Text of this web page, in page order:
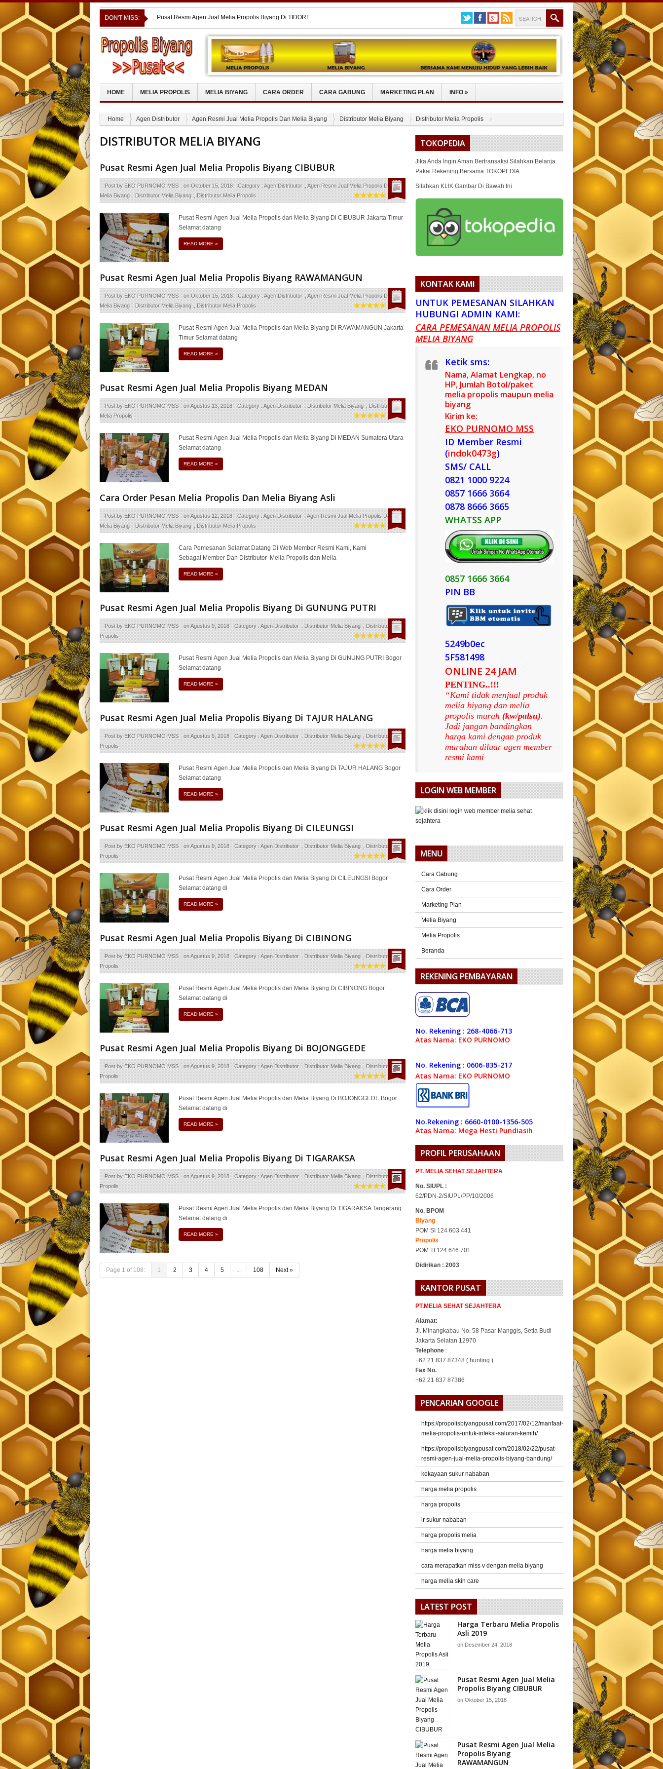
DON'T MISS:
Cara Ampuh MERAPATKAN Miss V Dengan Melia Biyang
Pusat Resmi Agen Jual Melia Propolis Biyang BANTAENG
Manfaat Melia Propolis Untuk ASAM URAT
Pusat Resmi Agen Jual Melia Propolis Biyang Di BINJAI
Pusat Resmi Agen Jual Melia Propolis Biyang Di TIDORE
HOME
MELIA PROPOLIS MELIA BIYANG CARA ORDER CARA GABUNG MARKETING PLAN INFO »
Home Agen Distributor Agen Resmi Jual Melia Propolis Dan Melia Biyang Distributor Melia Biyang Distributor Melia Propolis
DISTRIBUTOR MELIA BIYANG
Pusat Resmi Agen Jual Melia Propolis Biyang CIBUBUR
Post byEKO PURNOMO MSS onOktober 15, 2018 Category :Agen Distributor ,Agen Resmi Jual Melia Propolis Dan
Melia Biyang ,Distributor Melia Biyang ,Distributor Melia Propolis
Pusat Resmi Agen Jual Melia Propolis dan Melia Biyang Di CIBUBUR Jakarta Timur
Selamat datang
READ MORE »
Pusat Resmi Agen Jual Melia Propolis Biyang RAWAMANGUN
Post byEKO PURNOMO MSS onOktober 15, 2018 Category :Agen Distributor ,Agen Resmi Jual Melia Propolis Dan
Melia Biyang ,Distributor Melia Biyang ,Distributor Melia Propolis
Pusat Resmi Agen Jual Melia Propolis dan Melia Biyang Di RAWAMANGUN Jakarta
Timur Selamat datang
READ MORE »
Pusat Resmi Agen Jual Melia Propolis Biyang MEDAN
Post byEKO PURNOMO MSS onAgustus 13, 2018 Category :Agen Distributor ,Distributor Melia Biyang ,Distributor
Melia Propolis
Pusat Resmi Agen Jual Melia Propolis dan Melia Biyang Di MEDAN Sumatera Utara
Selamat datang
READ MORE »
Cara Order Pesan Melia Propolis Dan Melia Biyang Asli
Post byEKO PURNOMO MSS onAgustus 12, 2018 Category :Agen Distributor ,Agen Resmi Jual Melia Propolis Dan
Melia Biyang ,Distributor Melia Biyang ,Distributor Melia Propolis
Cara Pemesanan Selamat Datang Di Web Member Resmi Kami, Kami
Sebagai Member Dan Distributor Melia Propolis dan Melia
READ MORE »
Pusat Resmi Agen Jual Melia Propolis Biyang Di GUNUNG PUTRI
Post byEKO PURNOMO MSS onAgustus 9, 2018 Category :Agen Distributor ,Distributor Melia Biyang ,Distributor Melia
Propolis
Pusat Resmi Agen Jual Melia Propolis dan Melia Biyang Di GUNUNG PUTRI Bogor
Selamat datang
READ MORE »
Pusat Resmi Agen Jual Melia Propolis Biyang Di TAJUR HALANG
Post byEKO PURNOMO MSS onAgustus 9, 2018 Category :Agen Distributor ,Distributor Melia Biyang ,Distributor Melia
Propolis
Pusat Resmi Agen Jual Melia Propolis dan Melia Biyang Di TAJUR HALANG Bogor
Selamat datang
READ MORE »
Pusat Resmi Agen Jual Melia Propolis Biyang Di CILEUNGSI
Post byEKO PURNOMO MSS onAgustus 9, 2018 Category :Agen Distributor ,Distributor Melia Biyang ,Distributor Melia
Propolis
Pusat Resmi Agen Jual Melia Propolis dan Melia Biyang Di CILEUNGSI Bogor
Selamat datang di
READ MORE »
Pusat Resmi Agen Jual Melia Propolis Biyang Di CIBINONG
Post byEKO PURNOMO MSS onAgustus 9, 2018 Category :Agen Distributor ,Distributor Melia Biyang ,Distributor Melia
Propolis
Pusat Resmi Agen Jual Melia Propolis dan Melia Biyang Di CIBINONG Bogor
Selamat datang di
READ MORE »
Pusat Resmi Agen Jual Melia Propolis Biyang Di BOJONGGEDE
Post byEKO PURNOMO MSS onAgustus 9, 2018 Category :Agen Distributor ,Distributor Melia Biyang ,Distributor Melia
Propolis
Pusat Resmi Agen Jual Melia Propolis dan Melia Biyang Di BOJONGGEDE Bogor
Selamat datang di
READ MORE »
Pusat Resmi Agen Jual Melia Propolis Biyang Di TIGARAKSA
Post byEKO PURNOMO MSS onAgustus 9, 2018 Category :Agen Distributor ,Distributor Melia Biyang ,Distributor Melia
Propolis
Pusat Resmi Agen Jual Melia Propolis dan Melia Biyang Di TIGARAKSA Tangerang
Selamat datang di
READ MORE »
Page 1 of 108: 1 2 3 4 5 ... 108 Next »
TOKOPEDIA
Jika Anda Ingin Aman Bertransaksi Silahkan Belanja
Pakai Rekening Bersama TOKOPEDIA..
Silahkan KLIK Gambar Di Bawah Ini
KONTAK KAMI
UNTUK PEMESANAN SILAHKAN
HUBUNGI ADMIN KAMI:
CARA PEMESANAN MELIA PROPOLIS
MELIA BIYANG
Ketik sms:
Nama, Alamat Lengkap, no
HP, Jumlah Botol/paket
melia propolis maupun melia
biyang
Kirim ke:
EKO PURNOMO MSS
ID Member Resmi
(indok0473g)
SMS/ CALL
0821 1000 9224
0857 1666 3664
0878 8666 3665
WHATSS APP
0857 1666 3664
PIN BB
5249b0ec
5F581498
ONLINE 24 JAM
PENTING..!!!
“Kami tidak menjual produk
melia biyang dan melia
propolis murah (kw/palsu).
Jadi jangan bandingkan
harga kami dengan produk
murahan diluar agen member
resmi kami
LOGIN WEB MEMBER
MENU
Cara Gabung
Cara Order
Marketing Plan
Melia Biyang
Melia Propolis
Beranda
REKENING PEMBAYARAN
No. Rekening : 268-4066-713
Atas Nama: EKO PURNOMO
No. Rekening : 0606-835-217
Atas Nama: EKO PURNOMO
No.Rekening : 6660-0100-1356-505
Atas Nama: Mega Hesti Pundiasih
PROFIL PERUSAHAAN
PT. MELIA SEHAT SEJAHTERA
No. SIUPL :
62/PDN-2/SIUPL/PP/10/2006
No. BPOM
Biyang
POM SI 124 603 441
Propolis
POM TI 124 646 701
Didirikan : 2003
KANTOR PUSAT
PT.MELIA SEHAT SEJAHTERA
Alamat:
Jl. Minangkabau No. 58 Pasar Manggis, Setia Budi
Jakarta Selatan 12970
Telephone :
+62 21 837 87348 ( hunting )
Fax No. :
+62 21 837 87386
PENCARIAN GOOGLE
https://propolisbiyangpusat com/2017/02/12/manfaat-
melia-propolis-untuk-infeksi-saluran-kemih/
https://propolisbiyangpusat com/2018/02/22/pusat-
resmi-agen-jual-melia-propolis-biyang-bandung/
kekayaan sukur nababan
harga melia propolis
harga propolis
ir sukur nababan
harga propolis melia
harga melia biyang
cara merapatkan miss v dengan melia biyang
harga melia skin care
LATEST POST
Harga Terbaru Melia Propolis
Asli 2019
on Desember 24, 2018
Pusat Resmi Agen Jual Melia
Propolis Biyang CIBUBUR
on Oktober 15, 2018
Pusat Resmi Agen Jual Melia
Propolis Biyang
RAWAMANGUN